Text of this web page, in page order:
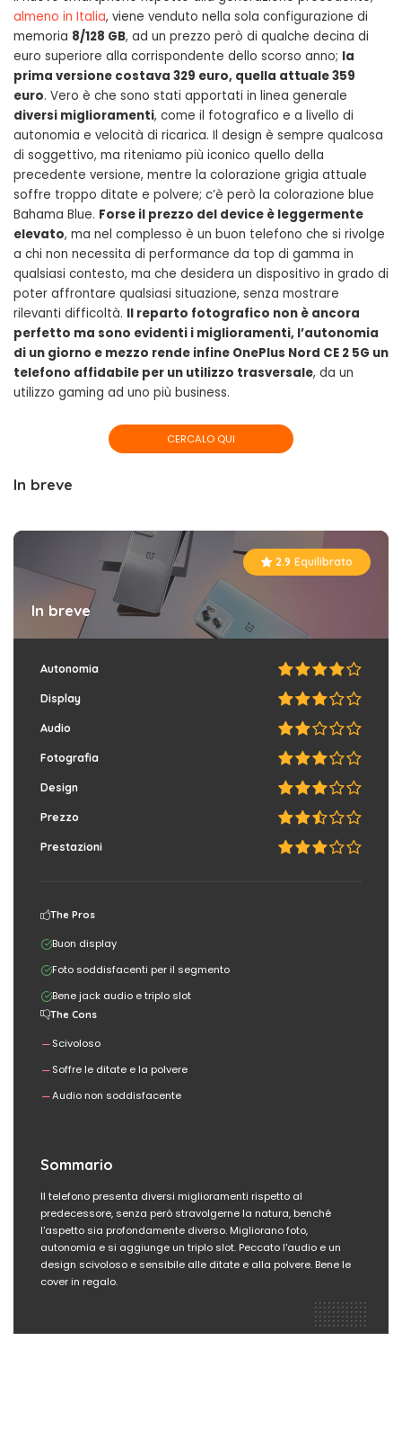
almeno in Italia, viene venduto nella sola configurazione di
memoria 8/128 GB, ad un prezzo però di qualche decina di
euro superiore alla corrispondente dello scorso anno; la
prima versione costava 329 euro, quella attuale 359
euro. Vero è che sono stati apportati in linea generale
diversi miglioramenti, come il fotografico e a livello di
autonomia e velocità di ricarica. Il design è sempre qualcosa
di soggettivo, ma riteniamo più iconico quello della
precedente versione, mentre la colorazione grigia attuale
soffre troppo ditate e polvere; c’è però la colorazione blue
Bahama Blue. Forse il prezzo del device è leggermente
elevato, ma nel complesso è un buon telefono che si rivolge
a chi non necessita di performance da top di gamma in
qualsiasi contesto, ma che desidera un dispositivo in grado di
poter affrontare qualsiasi situazione, senza mostrare
rilevanti difficoltà. Il reparto fotografico non è ancora
perfetto ma sono evidenti i miglioramenti, l’autonomia
di un giorno e mezzo rende infine OnePlus Nord CE 2 5G un
telefono affidabile per un utilizzo trasversale, da un
utilizzo gaming ad uno più business.
CERCALO QUI
In breve
In breve
2.9 Equilibrato
Autonomia
Display
Audio
Fotografia
Design
Prezzo
Prestazioni
The Pros
Buon display
Foto soddisfacenti per il segmento
Bene jack audio e triplo slot
The Cons
Scivoloso
Soffre le ditate e la polvere
Audio non soddisfacente
Sommario
Il telefono presenta diversi miglioramenti rispetto al
predecessore, senza però stravolgerne la natura, benché
l'aspetto sia profondamente diverso. Migliorano foto,
autonomia e si aggiunge un triplo slot. Peccato l'audio e un
design scivoloso e sensibile alle ditate e alla polvere. Bene le
cover in regalo.